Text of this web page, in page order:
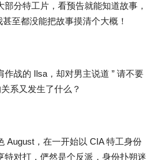
分特工片，看预告就能知道故事，
甚至都没能把故事摸清个大概！
作战的 Ilsa，却对男主说道 ” 请不要
系又发生了什么？
August，在一开始以 CIA 特工身份
特对打，俨然是个反派，身份扑朔迷